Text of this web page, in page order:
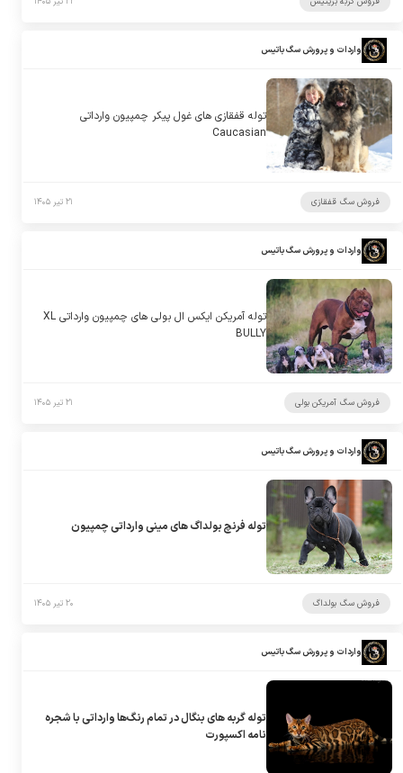
واردات و پرورش سگ باتیس
توله قفقازی های غول پیکر چمپیون وارداتی
Caucasian
فروش سگ قفقازی ۲۱ تیر ۱۴۰۵
واردات و پرورش سگ باتیس
توله آمریکن ایکس ال بولی های چمپیون وارداتی XL
BULLY
فروش سگ آمریکن بولی ۲۱ تیر ۱۴۰۵
واردات و پرورش سگ باتیس
توله فرنچ بولداگ های مینی وارداتی چمپیون
فروش سگ بولداگ ۲۰ تیر ۱۴۰۵
واردات و پرورش سگ باتیس
توله گربه های بنگال در تمام رنگ‌ها وارداتی با شجره
نامه اکسپورت